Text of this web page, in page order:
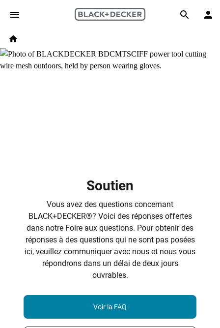
Skip to main content
Search
Breadcrumb
Soutien
Vous avez des questions concernant
BLACK+DECKER®? Voici des réponses offertes
dans notre Foire aux questions. Pour obtenir des
réponses à des questions qui ne sont pas posées
ici, veuillez communiquer avec nous et nous vous
répondrons dans un délai de deux jours
ouvrables.
Voir la FAQ